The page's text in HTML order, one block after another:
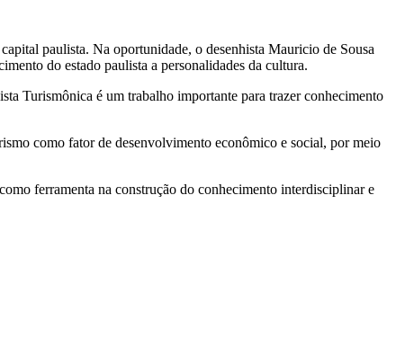
paulista. Na oportunidade, o desenhista Mauricio de Sousa
do estado paulista a personalidades da cultura.
Turismônica é um trabalho importante para trazer conhecimento
como fator de desenvolvimento econômico e social, por meio
ferramenta na construção do conhecimento interdisciplinar e